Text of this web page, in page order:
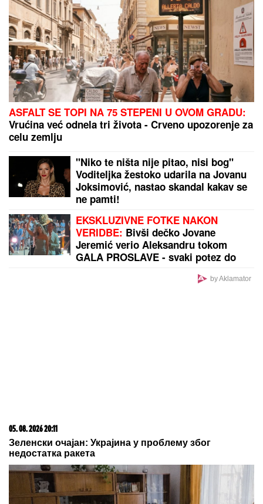
ASFALT SE TOPI NA 75 STEPENI U OVOM GRADU:
Vrućina već odnela tri života - Crveno upozorenje za
celu zemlju
"Niko te ništa nije pitao, nisi bog"
Voditeljka žestoko udarila na Jovanu
Joksimović, nastao skandal kakav se
ne pamti!
EKSKLUZIVNE FOTKE NAKON
VERIDBE: Bivši dečko Jovane
Jeremić verio Aleksandru tokom
GALA PROSLAVE - svaki potez do
by Aklamator
05. 08. 2026 20:11
Зеленски очајан: Украјина у проблему због
недостатка ракета